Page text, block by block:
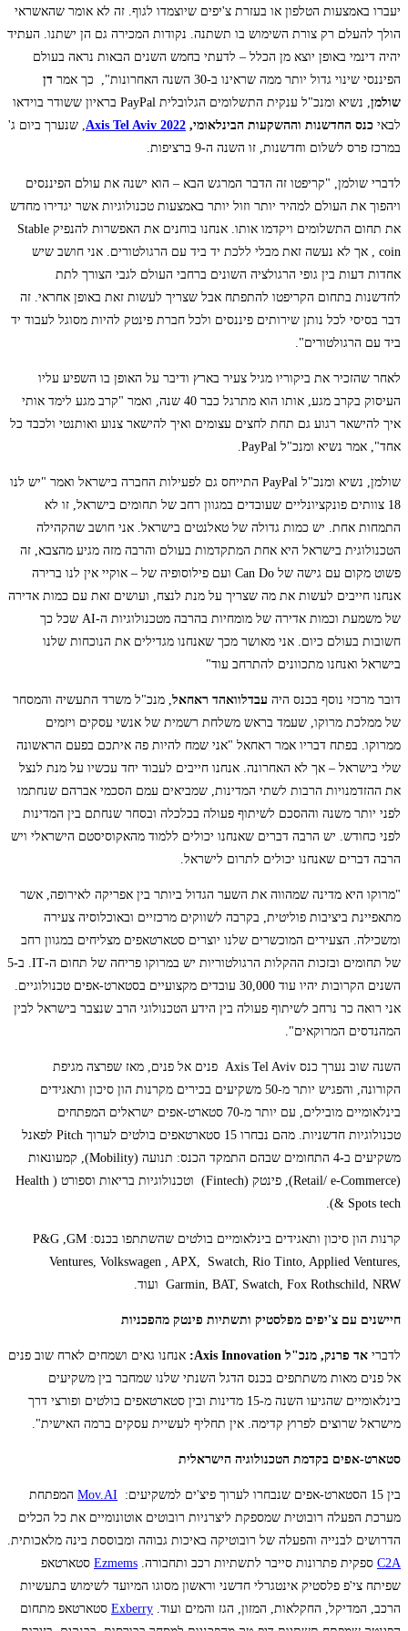
יעברו באמצעות הטלפון או בעזרת צ'יפים שיוצמדו לגוף. זה לא אומר שהאשראי
הולך להעלם רק צורת השימוש בו תשתנה. נקודות המכירה גם הן ישתנו. העתיד
יהיה דינמי באופן יוצא מן הכלל – לדעתי בחמש השנים הבאות נראה בעולם
הפיננסי שינוי גדול יותר ממה שראינו ב-30 השנה האחרונות", כך אמר
דן
שולמן, נשיא ומנכ"ל ענקית התשלומים הגלובלית PayPal
בראיון ששודר בוידאו
לבאי כנס החדשנות וההשקעות הבינלאומי, Axis Tel Aviv 2022, שנערך ביום ג'
במרכז פרס לשלום וחדשנות, זו השנה ה-9 ברציפות.
לדברי שולמן, "קריפטו זה הדבר המרגש הבא – הוא ישנה את עולם הפיננסים
ויהפוך את העולם למהיר יותר וזול יותר באמצעות טכנולוגיות אשר יגדירו מחדש
את תחום התשלומים ויקדמו אותו. אנחנו בוחנים את האפשרות להנפיק Stable
coin , אך לא נעשה זאת מבלי ללכת יד ביד עם הרגולטורים. אני חושב שיש
אחדות דעות בין גופי הרגולציה השונים ברחבי העולם לגבי הצורך לתת
לחדשנות בתחום הקריפטו להתפתח אבל שצריך לעשות זאת באופן אחראי. זה
דבר בסיסי לכל נותן שירותים פיננסים ולכל חברת פינטק להיות מסוגל לעבוד יד
ביד עם הרגולטורים".
לאחר שהזכיר את ביקוריו מגיל צעיר בארץ ודיבר על האופן בו השפיע עליו
העיסוק בקרב מגע, אותו הוא מתרגל כבר 40 שנה, ואמר "קרב מגע לימד אותי
איך להישאר רגוע גם תחת לחצים עצומים ואיך להישאר צנוע ואותנטי ולכבד כל
אחד", אמר נשיא ומנכ"ל PayPal.
שולמן, נשיא ומנכ"ל PayPal התייחס גם לפעילות החברה בישראל ואמר "יש לנו
18 צוותים פונקציונליים שעובדים במגוון רחב של תחומים בישראל, זו לא
התמחות אחת. יש כמות גדולה של טאלנטים בישראל. אני חושב שהקהילה
הטכנולוגית בישראל היא אחת המתקדמות בעולם והרבה מזה מגיע מהצבא, זה
פשוט מקום עם גישה של Can Do ועם פילוסופיה של – אוקיי אין לנו ברירה
אנחנו חייבים לעשות את מה שצריך על מנת לנצח, ועושים זאת עם כמות אדירה
של משמעת וכמות אדירה של מומחיות בהרבה מטכנולוגיות ה-AI שכל כך
חשובות בעולם כיום. אני מאושר מכך שאנחנו מגדילים את הנוכחות שלנו
בישראל ואנחנו מתכוונים להתרחב עוד"
דובר מרכזי נוסף בכנס היה עבדלוואהד ראחאל, מנכ"ל משרד התעשיה והמסחר
של ממלכת מרוקו, שעמד בראש משלחת רשמית של אנשי עסקים ויזמים
ממרוקו. בפתח דבריו אמר ראחאל "אני שמח להיות פה איתכם בפעם הראשונה
שלי בישראל – אך לא האחרונה. אנחנו חייבים לעבוד יחד עכשיו על מנת לנצל
את ההזדמנויות הרבות לשתי המדינות, שמביאים עמם הסכמי אברהם שנחתמו
לפני יותר משנה וההסכם לשיתוף פעולה בכלכלה ובסחר שנחתם בין המדינות
לפני כחודש. יש הרבה דברים שאנחנו יכולים ללמוד מהאקוסיסטם הישראלי ויש
הרבה דברים שאנחנו יכולים לתרום לישראל.
"מרוקו היא מדינה שמהווה את השער הגדול ביותר בין אפריקה לאירופה, אשר
מתאפיינת ביציבות פוליטית, בקרבה לשווקים מרכזיים ובאוכלוסיה צעירה
ומשכילה. הצעירים המוכשרים שלנו יוצרים סטארטאפים מצליחים במגוון רחב
של תחומים ובזכות ההקלות הרגולטוריות יש במרוקו פריחה של תחום ה-IT. ב-5
השנים הקרובות יהיו עוד 30,000 עובדים מקצועיים בסטארט-אפים טכנולוגיים.
אני רואה כר נרחב לשיתוף פעולה בין הידע הטכנולוגי הרב שנצבר בישראל לבין
המהנדסים המרוקאים".
השנה שוב נערך כנס Axis Tel Aviv פנים אל פנים, מאז שפרצה מגיפת
הקורונה, והפגיש יותר מ-50 משקיעים בכירים מקרנות הון סיכון ותאגידים
בינלאומיים מובילים, עם יותר מ-70 סטארט-אפים ישראלים המפתחים
טכנולוגיות חדשניות. מהם נבחרו 15 סטארטאפים בולטים לערוך Pitch לפאנל
משקיעים ב-4 התחומים שבהם התמקד הכנס: תנועה (Mobility), קמעונאות
(Retail/ e-Commerce), פינטק (Fintech) וטכנולוגיות בריאות וספורט ( Health
& Spots tech).
קרנות הון סיכון ותאגידים בינלאומיים בולטים שהשתתפו בכנס: P&G ,GM
Ventures, Volkswagen , APX, Swatch, Rio Tinto, Applied Ventures,
Garmin, BAT, Swatch, Fox Rothschild, NRW ועוד.
חיישנים עם צ'יפים מפלסטיק ותשתיות פינטק מהפכניות
לדברי אד פרנק, מנכ"ל Axis Innovation
: אנחנו גאים ושמחים לארח שוב פנים
אל פנים מאות משתתפים בכנס הדגל השנתי שלנו שמחבר בין משקיעים
בינלאומיים שהגיעו השנה מ-15 מדינות ובין סטארטאפים בולטים ופורצי דרך
מישראל שרוצים לפרוץ קדימה. אין תחליף לעשיית עסקים ברמה האישית".
סטארט-אפים בקדמת הטכנולוגיה הישראלית
בין 15 הסטארט-אפים שנבחרו לערוך פיצ'ים למשקיעים: Mov.AI המפתחת
מערכת הפעלה רובוטית שמספקת ליצרניות רובוטים אוטונומיים את כל הכלים
הדרושים לבנייה והפעלה של רובוטיקה באיכות גבוהה ומבוססת בינה מלאכותית.
C2A ספקית פתרונות סייבר לתשתיות רכב ותחבורה. Ezmems סטארטאפ
שפיתח צי'פ פלסטיק אינטגרלי חדשני וראשון מסוגו המיועד לשימוש בתעשיות
הרכב, המדיקל, החקלאות, המזון, הגז והמים ועוד. Exberry סטארטאפ מתחום